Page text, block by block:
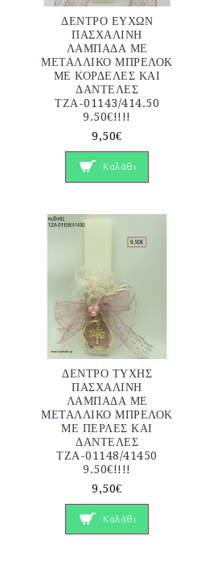
ΔΕΝΤΡΟ ΕΥΧΩΝ
ΠΑΣΧΑΛΙΝΗ
ΛΑΜΠΑΔΑ ΜΕ
ΜΕΤΑΛΛΙΚΟ ΜΠΡΕΛΟΚ
ΜΕ ΚΟΡΔΕΛΕΣ ΚΑΙ
ΔΑΝΤΕΛΕΣ
ΤΖΑ-01143/414.50
9.50€!!!!
9,50€
Καλάθι
ΔΕΝΤΡΟ ΤΥΧΗΣ
ΠΑΣΧΑΛΙΝΗ
ΛΑΜΠΑΔΑ ΜΕ
ΜΕΤΑΛΛΙΚΟ ΜΠΡΕΛΟΚ
ΜΕ ΠΕΡΛΕΣ ΚΑΙ
ΔΑΝΤΕΛΕΣ
ΤΖΑ-01148/41450
9.50€!!!!
9,50€
Καλάθι